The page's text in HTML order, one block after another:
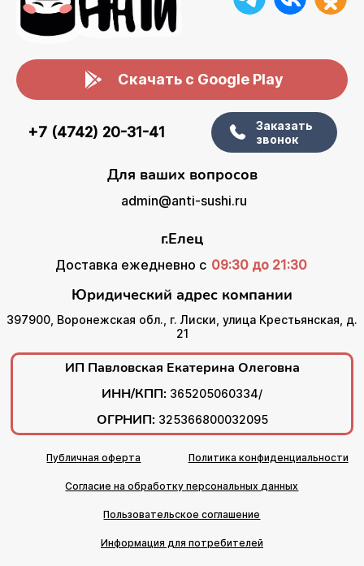
Скачать с Google Play
+7 (4742) 20-31-41
Заказать
звонок
Для ваших вопросов
admin@anti-sushi.ru
г.Елец
Доставка ежедневно с 09:30 до 21:30
Юридический адрес компании
397900, Воронежская обл., г. Лиски, улица Крестьянская, д.
21
ИП Павловская Екатерина Олеговна
ИНН/КПП: 365205060334/
ОГРНИП: 325366800032095
Публичная оферта Политика конфиденциальности
Согласие на обработку персональных данных
Пользовательское соглашение
Информация для потребителей